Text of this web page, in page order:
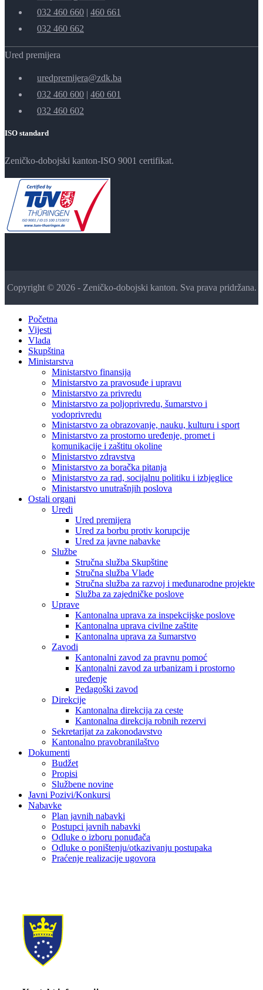
032 460 660 | 460 661
032 460 662
Ured premijera
uredpremijera@zdk.ba
032 460 600 | 460 601
032 460 602
ISO standard
Zeničko-dobojski kanton-ISO 9001 certifikat.
Copyright © 2026 - Zeničko-dobojski kanton. Sva prava pridržana.
Početna
Vijesti
Vlada
Skupština
Ministarstva
Ministarstvo finansija
Ministarstvo za pravosuđe i upravu
Ministarstvo za privredu
Ministarstvo za poljoprivredu, šumarstvo i
vodoprivredu
Ministarstvo za obrazovanje, nauku, kulturu i sport
Ministarstvo za prostorno uređenje, promet i
komunikacije i zaštitu okoline
Ministarstvo zdravstva
Ministarstvo za boračka pitanja
Ministarstvo za rad, socijalnu politiku i izbjeglice
Ministarstvo unutrašnjih poslova
Ostali organi
Uredi
Ured premijera
Ured za borbu protiv korupcije
Ured za javne nabavke
Službe
Stručna služba Skupštine
Stručna služba Vlade
Stručna služba za razvoj i međunarodne projekte
Služba za zajedničke poslove
Uprave
Kantonalna uprava za inspekcijske poslove
Kantonalna uprava civilne zaštite
Kantonalna uprava za šumarstvo
Zavodi
Kantonalni zavod za pravnu pomoć
Kantonalni zavod za urbanizam i prostorno
uređenje
Pedagoški zavod
Direkcije
Kantonalna direkcija za ceste
Kantonalna direkcija robnih rezervi
Sekretarijat za zakonodavstvo
Kantonalno pravobranilaštvo
Dokumenti
Budžet
Propisi
Službene novine
Javni Pozivi/Konkursi
Nabavke
Plan javnih nabavki
Postupci javnih nabavki
Odluke o izboru ponuđača
Odluke o poništenju/otkazivanju postupaka
Praćenje realizacije ugovora